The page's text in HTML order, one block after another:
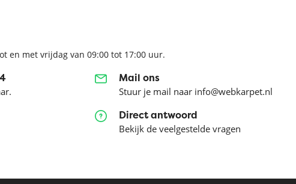
en met vrijdag van 09:00 tot 17:00 uur.
Mail ons
Stuur je mail naar info@webkarpet.nl
Direct antwoord
Bekijk de veelgestelde vragen